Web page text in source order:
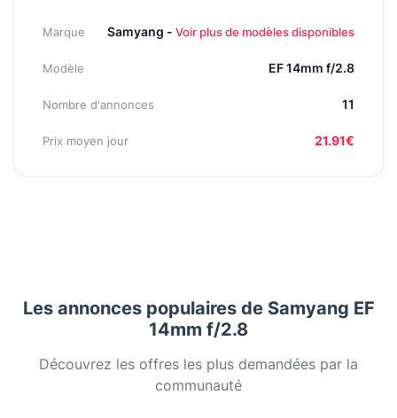
Marque Samyang - Voir plus de modèles disponibles
Modèle EF 14mm f/2.8
Nombre d'annonces 11
Prix moyen jour 21.91€
Les annonces populaires de Samyang EF
14mm f/2.8
Découvrez les offres les plus demandées par la
communauté